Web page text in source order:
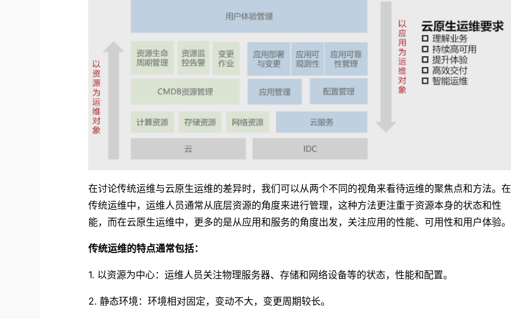
在讨论传统运维与云原生运维的差异时，我们可以从两个不同的视角来看待运维的聚焦点和方法。在
传统运维中，运维人员通常从底层资源的角度来进行管理，这种方法更注重于资源本身的状态和性
能，而在云原生运维中，更多的是从应用和服务的角度出发，关注应用的性能、可用性和用户体验。
传统运维的特点通常包括：
1. 以资源为中心：运维人员关注物理服务器、存储和网络设备等的状态，性能和配置。
2.静态环境：环境相对固定，变动不大，变更周期较长。